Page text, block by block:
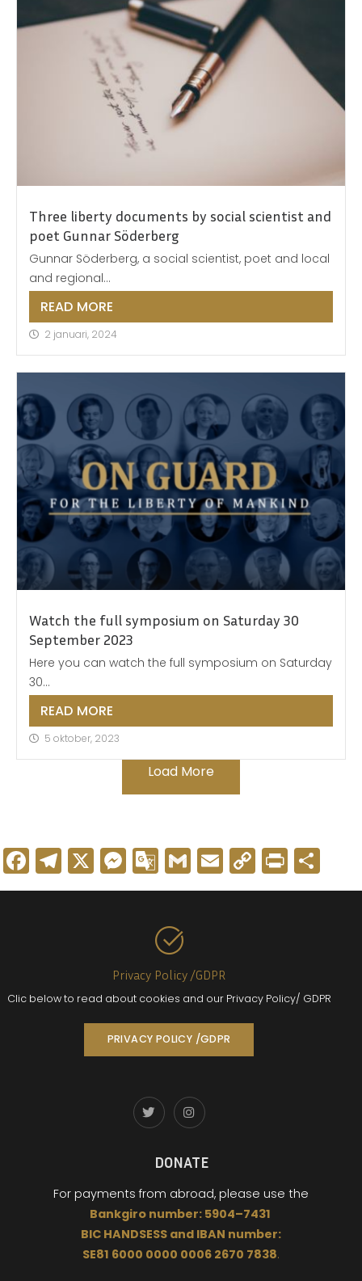
Three liberty documents by social scientist and
poet Gunnar Söderberg
Gunnar Söderberg, a social scientist, poet and local
and regional...
READ MORE
2 januari, 2024
Watch the full symposium on Saturday 30
September 2023
Here you can watch the full symposium on Saturday
30...
READ MORE
5 oktober, 2023
Load More
Facebook
Telegram
X Messenger
Google
Translate
Gmail
EmailCopy
Link
Print
Privacy Policy /GDPR
Clic below to read about cookies and our Privacy Policy/ GDPR
PRIVACY POLICY /GDPR
DONATE
For payments from abroad, please use the
Bankgironumber: 5904–7431
BIC HANDSESS and IBAN number:
SE81 6000 0000 0006 2670 7838.